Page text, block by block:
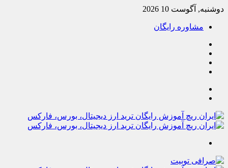
دوشنبه, آگوست 10 2026
مشاوره رایگان